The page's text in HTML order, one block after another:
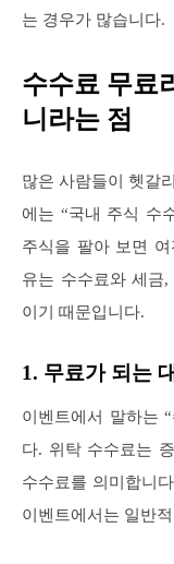
는 경우가 많습니다.
수수료 무료
니라는 점
많은 사람들이 헷갈
에는 “국내 주식 수
주식을 팔아 보면
유는 수수료와 세금
이기 때문입니다.
1. 무료가 되는
이벤트에서 말하는
다. 위탁 수수료는
수수료를 의미합니
이벤트에서는 일반